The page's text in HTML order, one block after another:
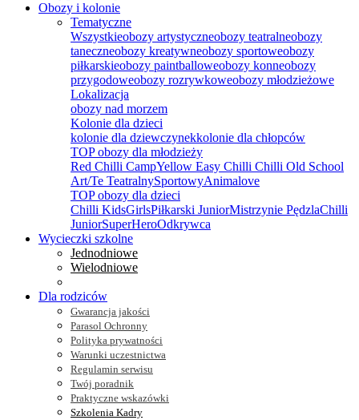
Obozy i kolonie
Tematyczne
Wszystkieobozy artystyczneobozy teatralneobozy
taneczneobozy kreatywneobozy sportoweobozy
piłkarskieobozy paintballoweobozy konneobozy
przygodoweobozy rozrywkoweobozy młodzieżowe
Lokalizacja
obozy nad morzem
Kolonie dla dzieci
kolonie dla dziewczynekkolonie dla chłopców
TOP obozy dla młodzieży
Red Chilli CampYellow Easy Chilli Chilli Old School
Art/Te TeatralnySportowyAnimalove
TOP obozy dla dzieci
Chilli KidsGirlsPiłkarski JuniorMistrzynie PędzlaChilli
JuniorSuperHeroOdkrywca
Wycieczki szkolne
Jednodniowe
Wielodniowe
Dla rodziców
Gwarancja jakości
Parasol Ochronny
Polityka prywatności
Warunki uczestnictwa
Regulamin serwisu
Twój poradnik
Praktyczne wskazówki
Szkolenia Kadry